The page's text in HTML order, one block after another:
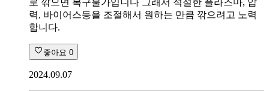
력, 바이어스등을 조절해서 원하는 만큼 깎으려고 노력
합니다.
좋아요 0
2024.09.07